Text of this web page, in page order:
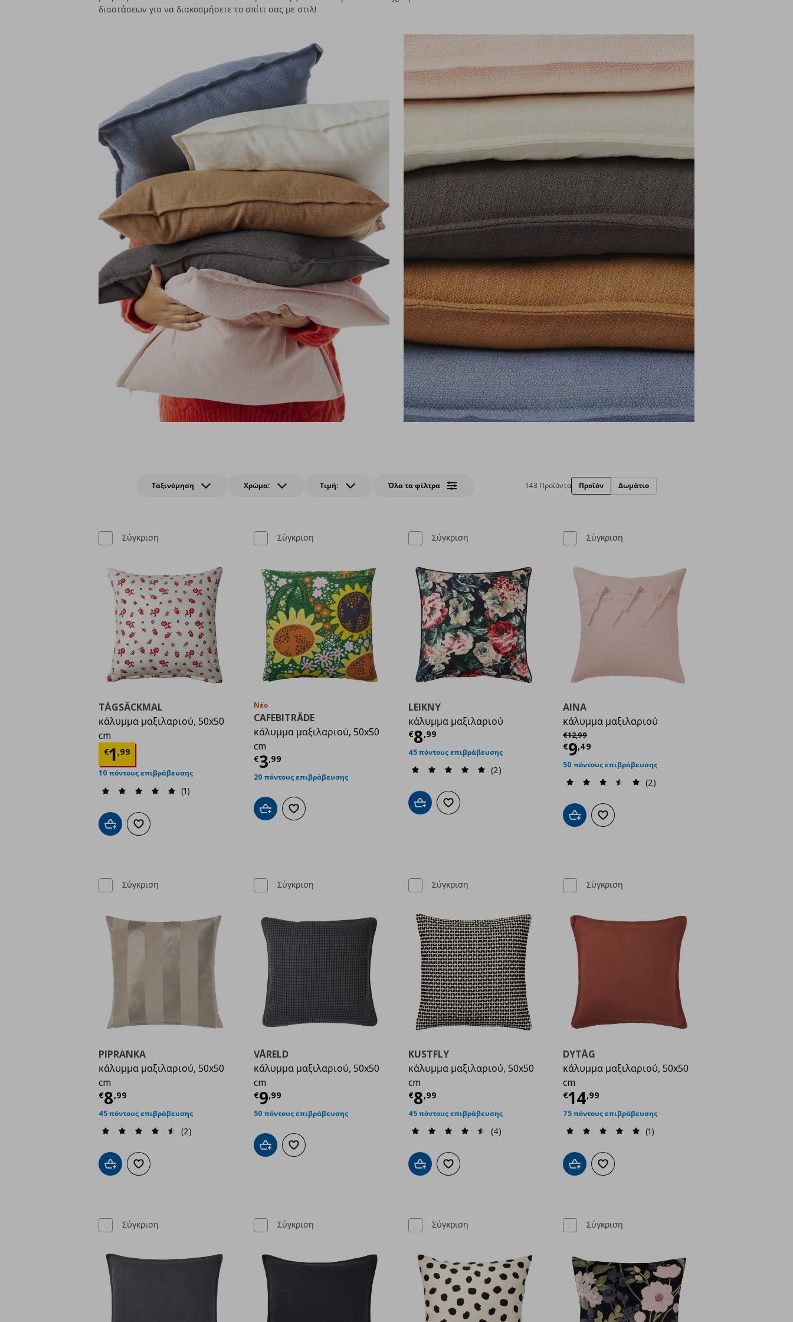
διαστάσεων για να διακοσμήσετε το σπίτι σας με στιλ!
Ταξινόμηση Χρώμα: Τιμή: Όλα τα φίλτρα 143 Προϊόντα Προϊόν Δωμάτιο
Σύγκριση
TÅGSÄCKMAL
κάλυμμα μαξιλαριού, 50x50
cm
€1 ,99
Τρέχουσα τιμή € 1,99
10 πόντους επιβράβευσης
(1)
Προσθήκη στο καλάθι
Προσθήκη στα αγαπημένα
Σύγκριση
Νέο
CAFEBITRÄDE
κάλυμμα μαξιλαριού, 50x50
cm
€3,99
Τρέχουσα τιμή € 3,99
20 πόντους επιβράβευσης
Προσθήκη στο καλάθι
Προσθήκη στα αγαπημένα
Σύγκριση
LEIKNY
κάλυμμα μαξιλαριού
€8,99
Τρέχουσα τιμή € 8,99
45 πόντους επιβράβευσης
(2)
Προσθήκη στο καλάθι
Προσθήκη στα αγαπημένα
Σύγκριση
AINA
κάλυμμα μαξιλαριού
€12,99
Αρχική τιμή
€9,49
Τρέχουσα τιμή
50 πόντους επιβράβευσης
(2)
Προσθήκη στο καλάθι
Προσθήκη στα αγαπημένα
Σύγκριση
PIPRANKA
κάλυμμα μαξιλαριού, 50x50
cm
€8,99
Τρέχουσα τιμή € 8,99
45 πόντους επιβράβευσης
(2)
Προσθήκη στο καλάθι
Προσθήκη στα αγαπημένα
Σύγκριση
VÅRELD
κάλυμμα μαξιλαριού, 50x50
cm
€9,99
Τρέχουσα τιμή € 9,99
50 πόντους επιβράβευσης
Προσθήκη στο καλάθι
Προσθήκη στα αγαπημένα
Σύγκριση
KUSTFLY
κάλυμμα μαξιλαριού, 50x50
cm
€8,99
Τρέχουσα τιμή € 8,99
45 πόντους επιβράβευσης
(4)
Προσθήκη στο καλάθι
Προσθήκη στα αγαπημένα
Σύγκριση
DYTÅG
κάλυμμα μαξιλαριού, 50x50
cm
€14,99
Τρέχουσα τιμή
75 πόντους επιβράβευσης
(1)
Προσθήκη στο καλάθι
Προσθήκη στα αγαπημένα
Σύγκριση Σύγκριση Σύγκριση Σύγκριση